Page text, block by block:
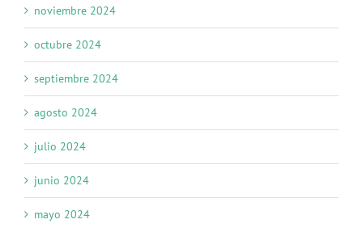
noviembre 2024
octubre 2024
septiembre 2024
agosto 2024
julio 2024
junio 2024
mayo 2024